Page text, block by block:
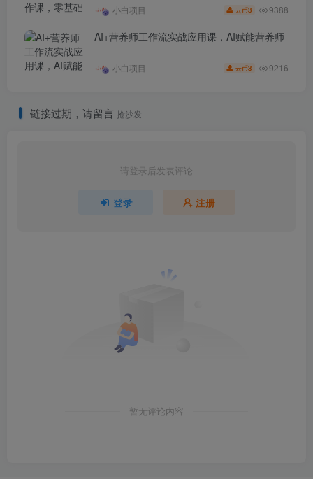
小白项目 云币3 9388
AI+营养师工作流实战应用课，AI赋能营养师
小白项目 云币3 9216
链接过期，请留言 抢沙发
请登录后发表评论
登录 注册
暂无评论内容